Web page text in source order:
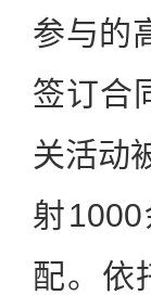
参与的
签订合
关活动
射
配。依